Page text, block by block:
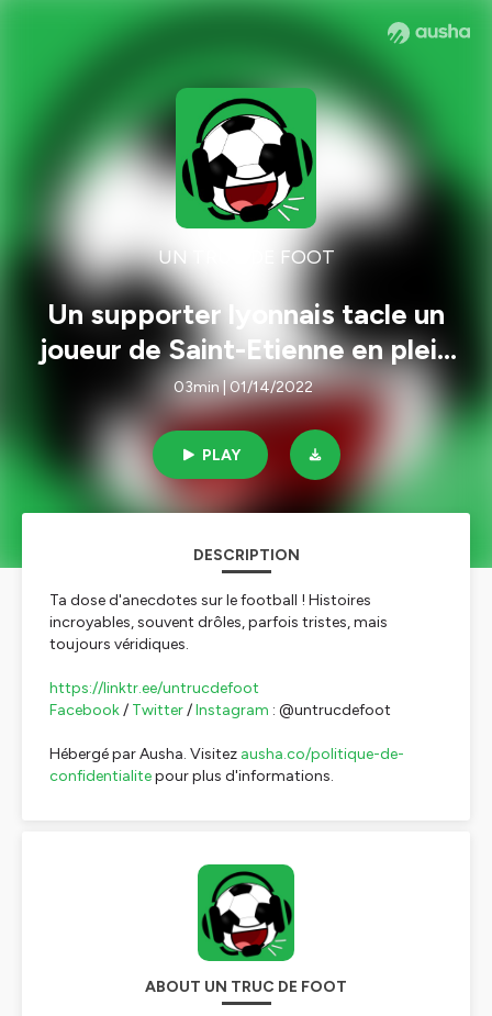
UN TRUC DE FOOT
Un supporter lyonnais tacle un
joueur de Saint-Etienne en plein
derby
03min | 01/14/2022
PLAY
DESCRIPTION
Ta dose d'anecdotes sur le football ! Histoires
incroyables, souvent drôles, parfois tristes, mais
toujours véridiques.
https://linktr.ee/untrucdefoot
Facebook/ Twitter/Instagram : @untrucdefoot
Hébergé par Ausha. Visitez ausha.co/politique-de-
confidentialitepour plus d'informations.
ABOUT UN TRUC DE FOOT